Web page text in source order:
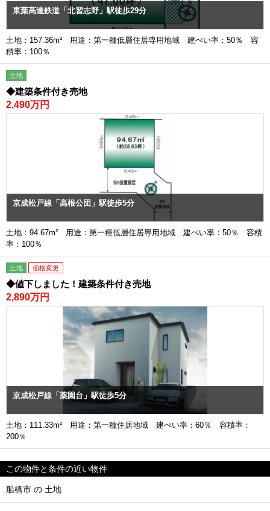
東葉高速鉄道「北習志野」駅徒歩29分
土地：157.36m² 用途：第一種低層住居専用地域 建ぺい率：50％ 容
積率：100％
土地
◆建築条件付き売地
2,490万円
京成松戸線「高根公団」駅徒歩5分
土地：94.67m² 用途：第一種低層住居専用地域 建ぺい率：50％ 容積
率：100％
土地 価格変更
◆値下しました！建築条件付き売地
2,890万円
京成松戸線「薬園台」駅徒歩5分
土地：111.33m² 用途：第一種住居地域 建ぺい率：60％ 容積率：
200％
この物件と条件の近い物件
船橋市 の 土地